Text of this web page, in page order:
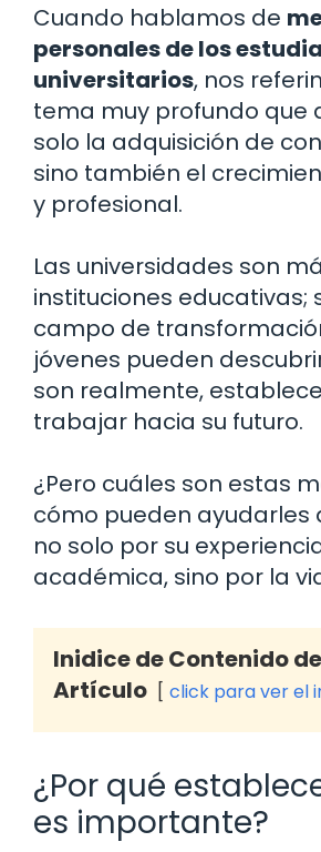
Cuando hablamos de
personales de los
universitarios, nos
tema muy profundo que
solo la adquisición de
sino también el
y profesional.
Las universidades son
instituciones educativas;
campo de
jóvenes pueden
son realmente,
trabajar hacia su futuro.
¿Pero cuáles son estas
cómo pueden ayudarles
no solo por su
académica, sino por la
Inidice de Contenido
Artículo
click para ver el
¿Por qué
es importante?